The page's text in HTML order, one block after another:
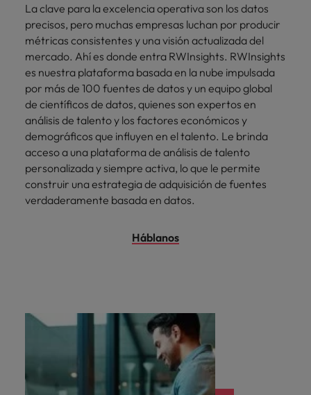
La clave para la excelencia operativa son los datos
precisos, pero muchas empresas luchan por producir
métricas consistentes y una visión actualizada del
mercado. Ahí es donde entra RWInsights. RWInsights
es nuestra plataforma basada en la nube impulsada
por más de 100 fuentes de datos y un equipo global
de científicos de datos, quienes son expertos en
análisis de talento y los factores económicos y
demográficos que influyen en el talento. Le brinda
acceso a una plataforma de análisis de talento
personalizada y siempre activa, lo que le permite
construir una estrategia de adquisición de fuentes
verdaderamente basada en datos.
Háblanos